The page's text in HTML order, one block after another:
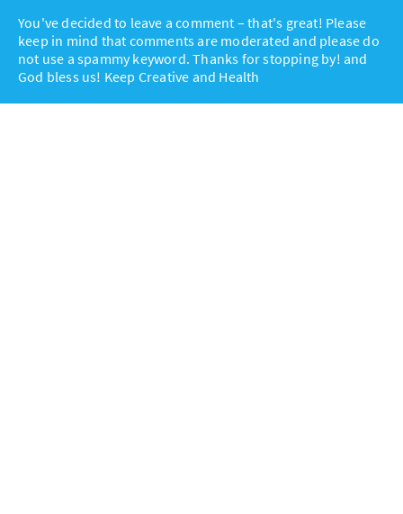
You've decided to leave a comment – that's great! Please
keep in mind that comments are moderated and please do
not use a spammy keyword. Thanks for stopping by! and
God bless us! Keep Creative and Health